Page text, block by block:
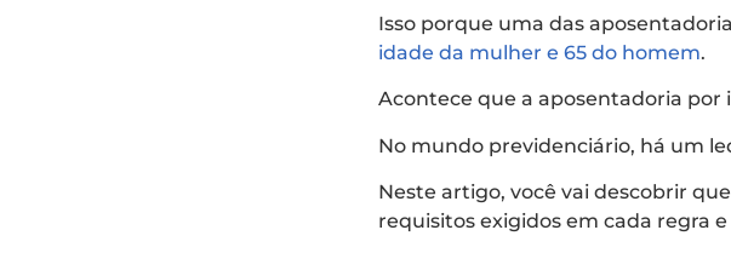
Isso porque uma das
idade da mulher e 65 do homem.
Acontece que a aposentadoria por
No mundo previdenciário, há um
Neste artigo, você vai descobrir
requisitos exigidos em cada regra